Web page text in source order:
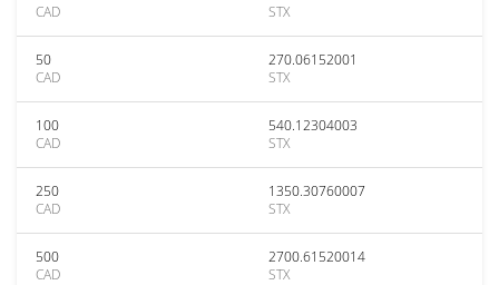
CAD
STX
50
CAD
270.06152001
STX
100
CAD
540.12304003
STX
250
CAD
1350.30760007
STX
500
CAD
2700.61520014
STX